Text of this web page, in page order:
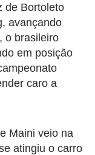
de Bortoleto
avançando
o brasileiro
em posição
caro a
Maini veio na
atingiu o carro